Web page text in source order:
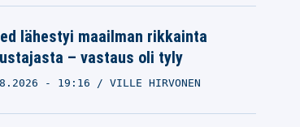
lähestyi maailman rikkainta
– vastaus oli tyly
- 19:16 VILLE HIRVONEN